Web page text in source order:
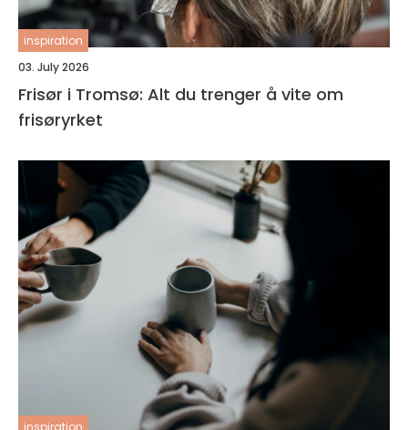
inspiration
03. July 2026
Frisør i Tromsø: Alt du trenger å vite om
frisøryrket
inspiration